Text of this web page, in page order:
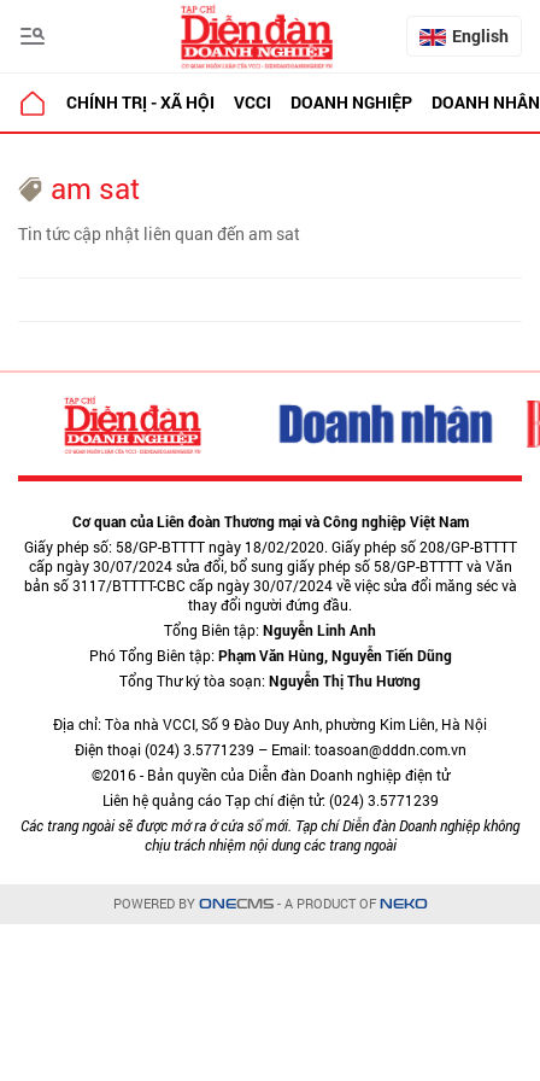
English
CHÍNH TRỊ - XÃ HỘI VCCI DOANH NGHIỆP DOANH NHÂN
am sat
Tin tức cập nhật liên quan đến am sat
Cơ quan của Liên đoàn Thương mại và Công nghiệp Việt Nam
Giấy phép số: 58/GP-BTTTT ngày 18/02/2020. Giấy phép số 208/GP-BTTTT
cấp ngày 30/07/2024 sửa đổi, bổ sung giấy phép số 58/GP-BTTTT và Văn
bản số 3117/BTTTT-CBC cấp ngày 30/07/2024 về việc sửa đổi măng séc và
thay đổi người đứng đầu.
Tổng Biên tập:Nguyễn Linh Anh
Phó Tổng Biên tập:Phạm Văn Hùng, Nguyễn Tiến Dũng
Tổng Thư ký tòa soạn:Nguyễn Thị Thu Hương
Địa chỉ: Tòa nhà VCCI, Số 9 Đào Duy Anh, phường Kim Liên, Hà Nội
Điện thoại (024) 3.5771239 – Email: toasoan@dddn.com.vn
©2016 - Bản quyền của Diễn đàn Doanh nghiệp điện tử
Liên hệ quảng cáo Tạp chí điện tử: (024) 3.5771239
Các trang ngoài sẽ được mở ra ở cửa sổ mới. Tạp chí Diễn đàn Doanh nghiệp không
chịu trách nhiệm nội dung các trang ngoài
POWERED BY ONECMS- A PRODUCT OF NEKO